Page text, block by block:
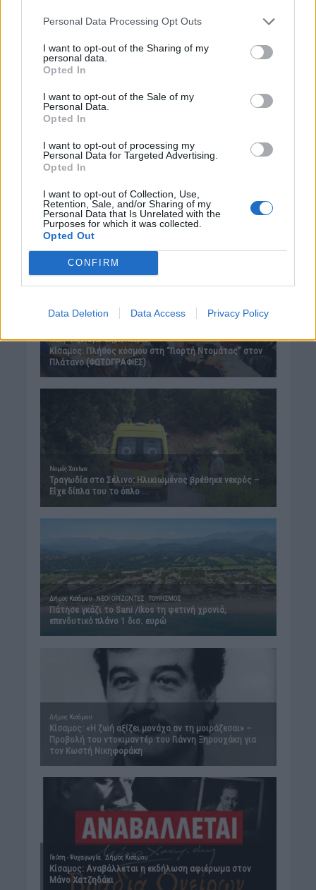
Personal Data Processing Opt Outs
I want to opt-out of the Sharing of my
personal data.
Opted In
I want to opt-out of the Sale of my
Personal Data.
Opted In
I want to opt-out of processing my
Personal Data for Targeted Advertising.
Opted In
I want to opt-out of Collection, Use,
Retention, Sale, and/or Sharing of my
Personal Data that Is Unrelated with the
Purposes for which it was collected.
Opted Out
CONFIRM
Data Deletion Data Access Privacy Policy
ΓΕΎΣΗ - ΨΥΧΑΓΩΓΊΑ
παραγγέλνουμε
ΑΥΤΟΚΙΝΗΤΟ • ΕΛΛΑΔΑ
«Στέρεψε» η αγορά από πινακίδες
7 Αυγούστου 2026 21:07
Δημοφιλή αυτή την εβδομάδα